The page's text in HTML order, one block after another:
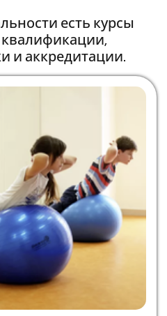
есть курсы
и аккредитации.